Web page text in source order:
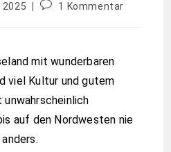
2025 1 Kommentar
mit wunderbaren
viel Kultur und gutem
unwahrscheinlich
auf den Nordwesten nie